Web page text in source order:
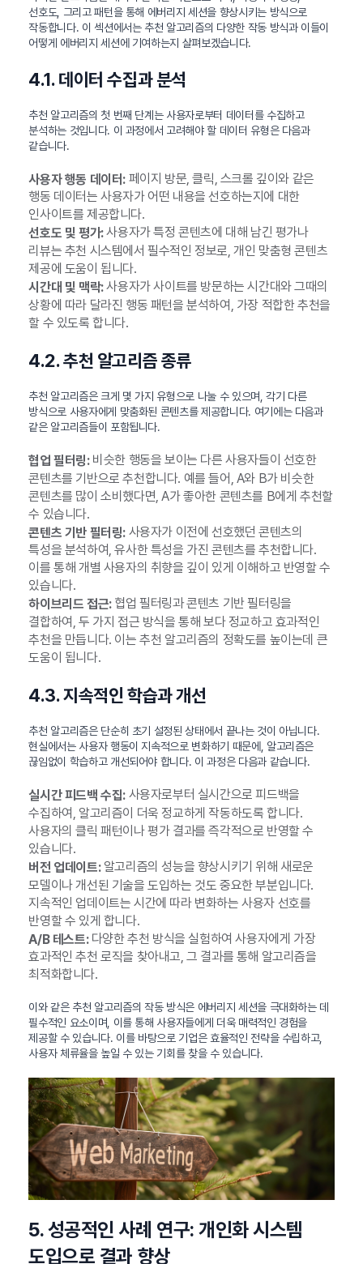
선호도, 그리고 패턴을 통해 에버리지 세션을 향상시키는 방식으로
작동합니다. 이 섹션에서는 추천 알고리즘의 다양한 작동 방식과 이들이
어떻게 에버리지 세션에 기여하는지 살펴보겠습니다.
4.1. 데이터 수집과 분석
추천 알고리즘의 첫 번째 단계는 사용자로부터 데이터를 수집하고
분석하는 것입니다. 이 과정에서 고려해야 할 데이터 유형은 다음과
같습니다.
사용자 행동 데이터:페이지 방문, 클릭, 스크롤 깊이와 같은
행동 데이터는 사용자가 어떤 내용을 선호하는지에 대한
인사이트를 제공합니다.
선호도 및 평가:사용자가 특정 콘텐츠에 대해 남긴 평가나
리뷰는 추천 시스템에서 필수적인 정보로, 개인 맞춤형 콘텐츠
제공에 도움이 됩니다.
시간대 및 맥락:사용자가 사이트를 방문하는 시간대와 그때의
상황에 따라 달라진 행동 패턴을 분석하여, 가장 적합한 추천을
할 수 있도록 합니다.
4.2. 추천 알고리즘 종류
추천 알고리즘은 크게 몇 가지 유형으로 나눌 수 있으며, 각기 다른
방식으로 사용자에게 맞춤화된 콘텐츠를 제공합니다. 여기에는 다음과
같은 알고리즘들이 포함됩니다.
협업 필터링:비슷한 행동을 보이는 다른 사용자들이 선호한
콘텐츠를 기반으로 추천합니다. 예를 들어, A와 B가 비슷한
콘텐츠를 많이 소비했다면, A가 좋아한 콘텐츠를 B에게 추천할
수 있습니다.
콘텐츠 기반 필터링:사용자가 이전에 선호했던 콘텐츠의
특성을 분석하여, 유사한 특성을 가진 콘텐츠를 추천합니다.
이를 통해 개별 사용자의 취향을 깊이 있게 이해하고 반영할 수
있습니다.
하이브리드 접근:협업 필터링과 콘텐츠 기반 필터링을
결합하여, 두 가지 접근 방식을 통해 보다 정교하고 효과적인
추천을 만듭니다. 이는 추천 알고리즘의 정확도를 높이는데 큰
도움이 됩니다.
4.3. 지속적인 학습과 개선
추천 알고리즘은 단순히 초기 설정된 상태에서 끝나는 것이 아닙니다.
현실에서는 사용자 행동이 지속적으로 변화하기 때문에, 알고리즘은
끊임없이 학습하고 개선되어야 합니다. 이 과정은 다음과 같습니다.
실시간 피드백 수집:사용자로부터 실시간으로 피드백을
수집하여, 알고리즘이 더욱 정교하게 작동하도록 합니다.
사용자의 클릭 패턴이나 평가 결과를 즉각적으로 반영할 수
있습니다.
버전 업데이트:알고리즘의 성능을 향상시키기 위해 새로운
모델이나 개선된 기술을 도입하는 것도 중요한 부분입니다.
지속적인 업데이트는 시간에 따라 변화하는 사용자 선호를
반영할 수 있게 합니다.
A/B 테스트:다양한 추천 방식을 실험하여 사용자에게 가장
효과적인 추천 로직을 찾아내고, 그 결과를 통해 알고리즘을
최적화합니다.
이와 같은 추천 알고리즘의 작동 방식은 에버리지 세션을 극대화하는 데
필수적인 요소이며, 이를 통해 사용자들에게 더욱 매력적인 경험을
제공할 수 있습니다. 이를 바탕으로 기업은 효율적인 전략을 수립하고,
사용자 체류율을 높일 수 있는 기회를 찾을 수 있습니다.
5. 성공적인 사례 연구: 개인화 시스템
도입으로 결과 향상